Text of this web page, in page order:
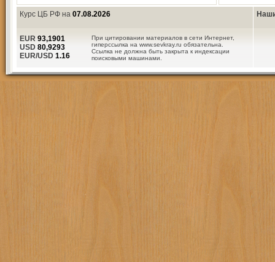
Курс ЦБ РФ на 07.08.2026
При цитировании материалов в сети Интернет,
гиперссылка на www.sevkray.ru обязательна.
Ссылка не должна быть закрыта к индексации
поисковыми машинами.
EUR 93,1901
USD 80,9293
EUR/USD 1.16